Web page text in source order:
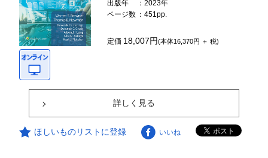
出版年
：2023年
ページ数 ：451pp.
定価 18,007円(本体16,370円 ＋ 税)
詳しく見る
ほしいものリストに登録 いいね